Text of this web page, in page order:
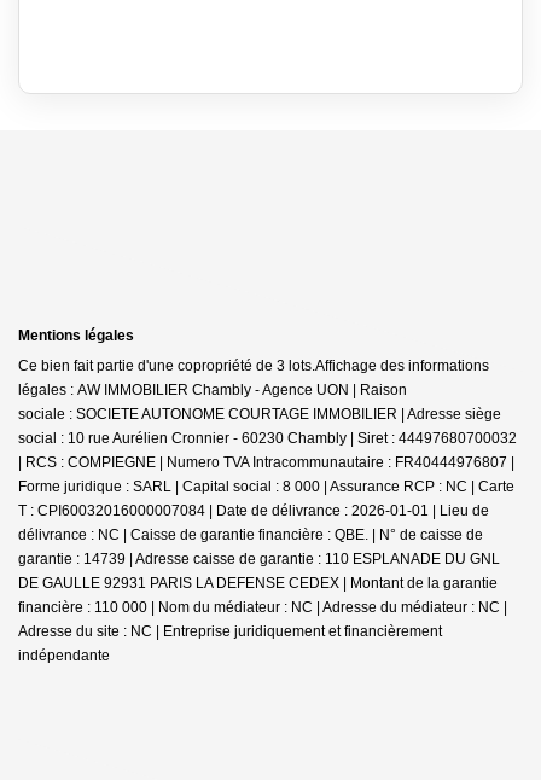
Mentions légales
Ce bien fait partie d'une copropriété de 3 lots.Affichage des informations
légales : AW IMMOBILIER Chambly - Agence UON | Raison
sociale : SOCIETE AUTONOME COURTAGE IMMOBILIER | Adresse siège
social : 10 rue Aurélien Cronnier - 60230 Chambly | Siret : 44497680700032
| RCS : COMPIEGNE | Numero TVA Intracommunautaire : FR40444976807 |
Forme juridique : SARL | Capital social : 8 000 | Assurance RCP : NC | Carte
T : CPI60032016000007084 | Date de délivrance : 2026-01-01 | Lieu de
délivrance : NC | Caisse de garantie financière : QBE. | N° de caisse de
garantie : 14739 | Adresse caisse de garantie : 110 ESPLANADE DU GNL
DE GAULLE 92931 PARIS LA DEFENSE CEDEX | Montant de la garantie
financière : 110 000 | Nom du médiateur : NC | Adresse du médiateur : NC |
Adresse du site : NC | Entreprise juridiquement et financièrement
indépendante